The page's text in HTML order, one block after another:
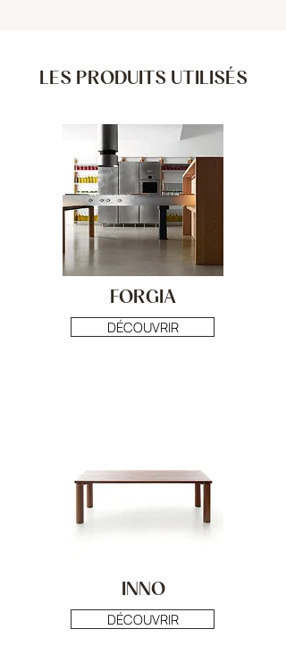
LES PRODUITS UTILISÉS
FORGIA
DÉCOUVRIR
INNO
DÉCOUVRIR